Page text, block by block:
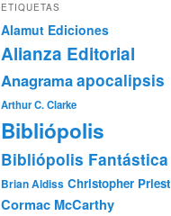
ETIQUETAS
Alamut Ediciones
Alianza Editorial
Anagramaapocalipsis
Arthur C. Clarke
Bibliópolis
Bibliópolis Fantástica
Brian Aldiss Christopher Priest
Cormac McCarthy